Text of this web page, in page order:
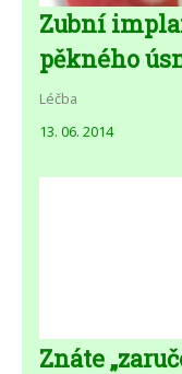
Zubní
pěkného
Léčba
13. 06. 2014
Znáte